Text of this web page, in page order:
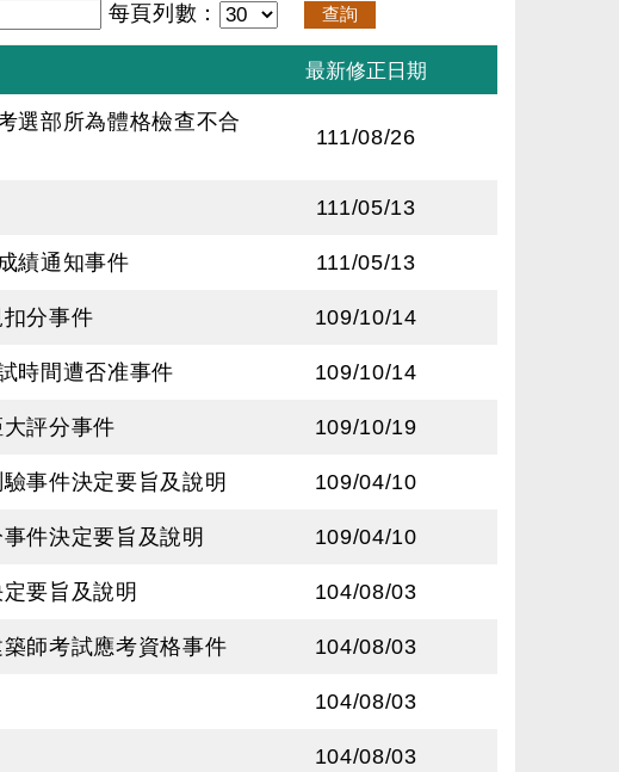
每頁列數：
選部所為體格檢查不合
111/08/26
111/05/13
績通知事件 111/05/13
分事件 109/10/14
時間遭否准事件 109/10/14
評分事件 109/10/19
事件決定要旨及說明 109/04/10
件決定要旨及說明 109/04/10
要旨及說明 104/08/03
師考試應考資格事件 104/08/03
104/08/03
104/08/03